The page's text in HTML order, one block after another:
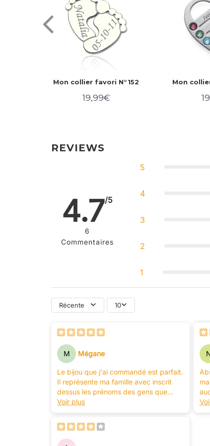
Mon collier favori N°152
Prix
19,99€
Mon
REVIEWS
4.7/5
6
Commentaires
5
4
3
2
1
Récente 10
M Mégane
Le bijou que j'ai commandé est parfait.
Il représente ma famille avec inscrit
dessus les prénoms des gens que
j'aime : mon mari, mes trois enfants.
C'est désormais un bijou de famille
cher à mon coeur dont je vais prendre
grand soin...
Excellente qualité malgré un prix
Voir plus